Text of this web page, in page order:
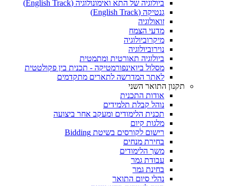
ביולוגיה של התא ואימונולוגיה (English Track)
גנטיקה (English Track)
זואולוגיה
מדעי הצמח
מיקרוביולוגיה
נוירוביולוגיה
ביולוגיה תאורטית ומתמטית
מסלול ביואינפורמטיקה - תכנית בין פקולטטית
לאתר המדרשה לתארים מתקדמים
תקנון התואר השני
אודות התכנית
נוהל קבלת תלמידים
תכנית הלימודים ומעקב אחר ביצועה
מלגות קיום
רישום לקורסים בשיטת Bidding
בחירת מנחים
משך הלימודים
עבודת גמר
בחינת גמר
נהלי סיום התואר